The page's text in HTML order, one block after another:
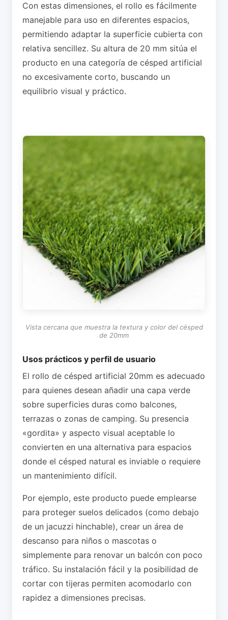
Con estas dimensiones, el rollo es fácilmente
manejable para uso en diferentes espacios,
permitiendo adaptar la superficie cubierta con
relativa sencillez. Su altura de 20 mm sitúa el
producto en una categoría de césped artificial
no excesivamente corto, buscando un
equilibrio visual y práctico.
Vista cercana que muestra la textura y color del césped
de 20mm
Usos prácticos y perfil de usuario
El rollo de césped artificial 20mm es adecuado
para quienes desean añadir una capa verde
sobre superficies duras como balcones,
terrazas o zonas de camping. Su presencia
«gordita» y aspecto visual aceptable lo
convierten en una alternativa para espacios
donde el césped natural es inviable o requiere
un mantenimiento difícil.
Por ejemplo, este producto puede emplearse
para proteger suelos delicados (como debajo
de un jacuzzi hinchable), crear un área de
descanso para niños o mascotas o
simplemente para renovar un balcón con poco
tráfico. Su instalación fácil y la posibilidad de
cortar con tijeras permiten acomodarlo con
rapidez a dimensiones precisas.